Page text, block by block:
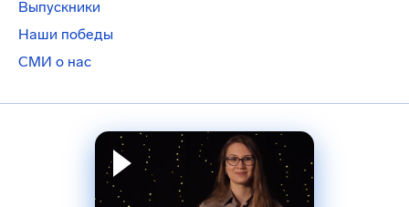
Выпускники
Наши победы
СМИ о нас